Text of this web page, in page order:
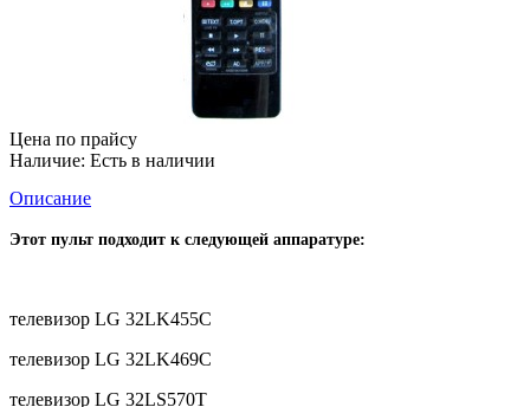
Цена по прайсу
Наличие: Есть в наличии
Описание
Этот пульт подходит к следующей аппаратуре:
телевизор LG 32LK455C
телевизор LG 32LK469C
телевизор LG 32LS570T